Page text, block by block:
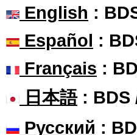
English :
Español :
Français :
日本語: BDS
Русский :